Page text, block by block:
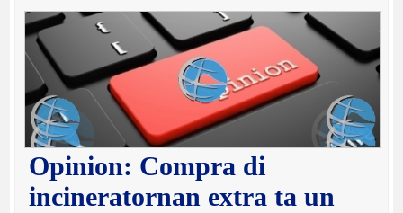
Opinion: Compra di
incineratornan extra ta un